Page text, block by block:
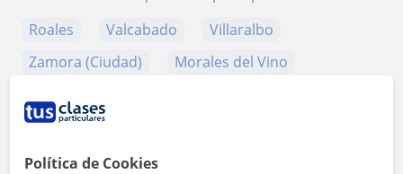
Roales
Valcabado
Villaralbo
Zamora (Ciudad)
Morales del Vino
+ −
Política de Cookies